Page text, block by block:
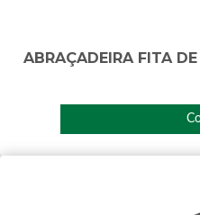
ABRAÇADEIRA FITA